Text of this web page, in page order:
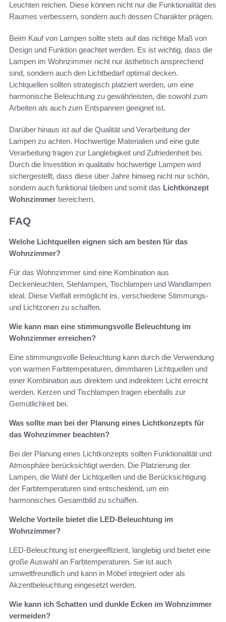
Leuchten reichen. Diese können nicht nur die Funktionalität des
Raumes verbessern, sondern auch dessen Charakter prägen.
Beim Kauf von Lampen sollte stets auf das richtige Maß von
Design und Funktion geachtet werden. Es ist wichtig, dass die
Lampen im Wohnzimmer nicht nur ästhetisch ansprechend
sind, sondern auch den Lichtbedarf optimal decken.
Lichtquellen sollten strategisch platziert werden, um eine
harmonische Beleuchtung zu gewährleisten, die sowohl zum
Arbeiten als auch zum Entspannen geeignet ist.
Darüber hinaus ist auf die Qualität und Verarbeitung der
Lampen zu achten. Hochwertige Materialien und eine gute
Verarbeitung tragen zur Langlebigkeit und Zufriedenheit bei.
Durch die Investition in qualitativ hochwertige Lampen wird
sichergestellt, dass diese über Jahre hinweg nicht nur schön,
sondern auch funktional bleiben und somit das Lichtkonzept
Wohnzimmer bereichern.
FAQ
Welche Lichtquellen eignen sich am besten für das
Wohnzimmer?
Für das Wohnzimmer sind eine Kombination aus
Deckenleuchten, Stehlampen, Tischlampen und Wandlampen
ideal. Diese Vielfalt ermöglicht es, verschiedene Stimmungs-
und Lichtzonen zu schaffen.
Wie kann man eine stimmungsvolle Beleuchtung im
Wohnzimmer erreichen?
Eine stimmungsvolle Beleuchtung kann durch die Verwendung
von warmen Farbtemperaturen, dimmbaren Lichtquellen und
einer Kombination aus direktem und indirektem Licht erreicht
werden. Kerzen und Tischlampen tragen ebenfalls zur
Gemütlichkeit bei.
Was sollte man bei der Planung eines Lichtkonzepts für
das Wohnzimmer beachten?
Bei der Planung eines Lichtkonzepts sollten Funktionalität und
Atmosphäre berücksichtigt werden. Die Platzierung der
Lampen, die Wahl der Lichtquellen und die Berücksichtigung
der Farbtemperaturen sind entscheidend, um ein
harmonisches Gesamtbild zu schaffen.
Welche Vorteile bietet die LED-Beleuchtung im
Wohnzimmer?
LED-Beleuchtung ist energieeffizient, langlebig und bietet eine
große Auswahl an Farbtemperaturen. Sie ist auch
umweltfreundlich und kann in Möbel integriert oder als
Akzentbeleuchtung eingesetzt werden.
Wie kann ich Schatten und dunkle Ecken im Wohnzimmer
vermeiden?